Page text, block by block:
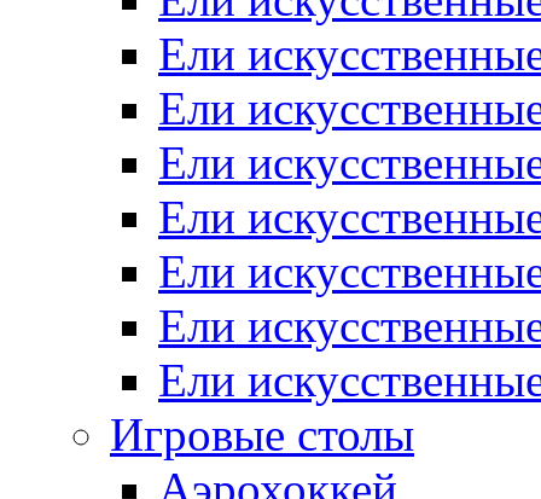
Ели
Ели
Ели
Ели
Ели
Ели
Ели
Игровые столы